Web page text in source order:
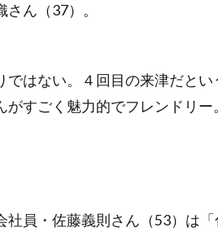
さん（37）。
はない。４回目の来津だとい
がすごく魅力的でフレンドリ
員・佐藤義則さん（53）は